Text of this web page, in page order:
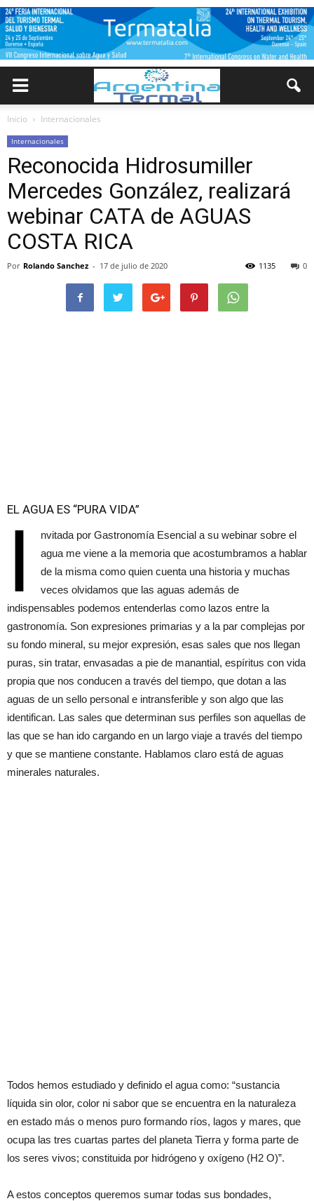
Inicio Internacionales
Internacionales
Reconocida Hidrosumiller
Mercedes González, realizará
webinar CATA de AGUAS
COSTA RICA
Por Rolando Sanchez - 17 de julio de 2020 0
1135
EL AGUA ES “PURA VIDA”
I
nvitada por Gastronomía Esencial a su webinar sobre el
agua me viene a la memoria que acostumbramos a hablar
de la misma como quien cuenta una historia y muchas
veces olvidamos que las aguas además de
indispensables podemos entenderlas como lazos entre la
gastronomía. Son expresiones primarias y a la par complejas por
su fondo mineral, su mejor expresión, esas sales que nos llegan
puras, sin tratar, envasadas a pie de manantial, espíritus con vida
propia que nos conducen a través del tiempo, que dotan a las
aguas de un sello personal e intransferible y son algo que las
identifican. Las sales que determinan sus perfiles son aquellas de
las que se han ido cargando en un largo viaje a través del tiempo
y que se mantiene constante. Hablamos claro está de aguas
minerales naturales.
Todos hemos estudiado y definido el agua como: “sustancia
líquida sin olor, color ni sabor que se encuentra en la naturaleza
en estado más o menos puro formando ríos, lagos y mares, que
ocupa las tres cuartas partes del planeta Tierra y forma parte de
los seres vivos; constituida por hidrógeno y oxígeno (H2 O)”.
A estos conceptos queremos sumar todas sus bondades,